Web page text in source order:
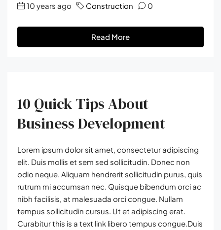
10 years ago Construction 0
Read More
10 Quick Tips About
Business Development
Lorem ipsum dolor sit amet, consectetur adipiscing
elit. Duis mollis et sem sed sollicitudin. Donec non
odio neque. Aliquam hendrerit sollicitudin purus, quis
rutrum mi accumsan nec. Quisque bibendum orci ac
nibh facilisis, at malesuada orci congue. Nullam
tempus sollicitudin cursus. Ut et adipiscing erat.
Curabitur this is a text link libero tempus congue.Duis